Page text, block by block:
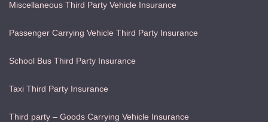
Miscellaneous Third Party Vehicle Insurance
Passenger Carrying Vehicle Third Party Insurance
School Bus Third Party Insurance
Taxi Third Party Insurance
Third party – Goods Carrying Vehicle Insurance